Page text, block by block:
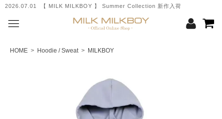
2026.07.01 【 MILK MILKBOY 】 Summer Collection 新作入荷
HOME > Hoodie / Sweat> MILKBOY